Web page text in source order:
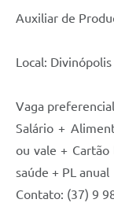
Auxiliar de
Local: Divinópolis
Vaga
Salário +
ou vale + Cartão
saúde + PL anual
Contato: (37) 9